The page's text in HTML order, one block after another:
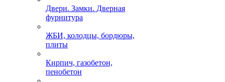
Двери. Замки. Дверная
фурнитура
ЖБИ, колодцы, бордюры,
плиты
Кирпич, газобетон,
пенобетон